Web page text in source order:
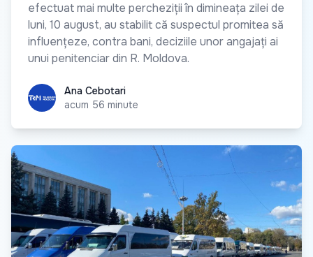
efectuat mai multe percheziții în dimineața zilei de
luni, 10 august, au stabilit că suspectul promitea să
influențeze, contra bani, deciziile unor angajați ai
unui penitenciar din R. Moldova.
Ana CebotariAna Cebotari
acum 56 minute